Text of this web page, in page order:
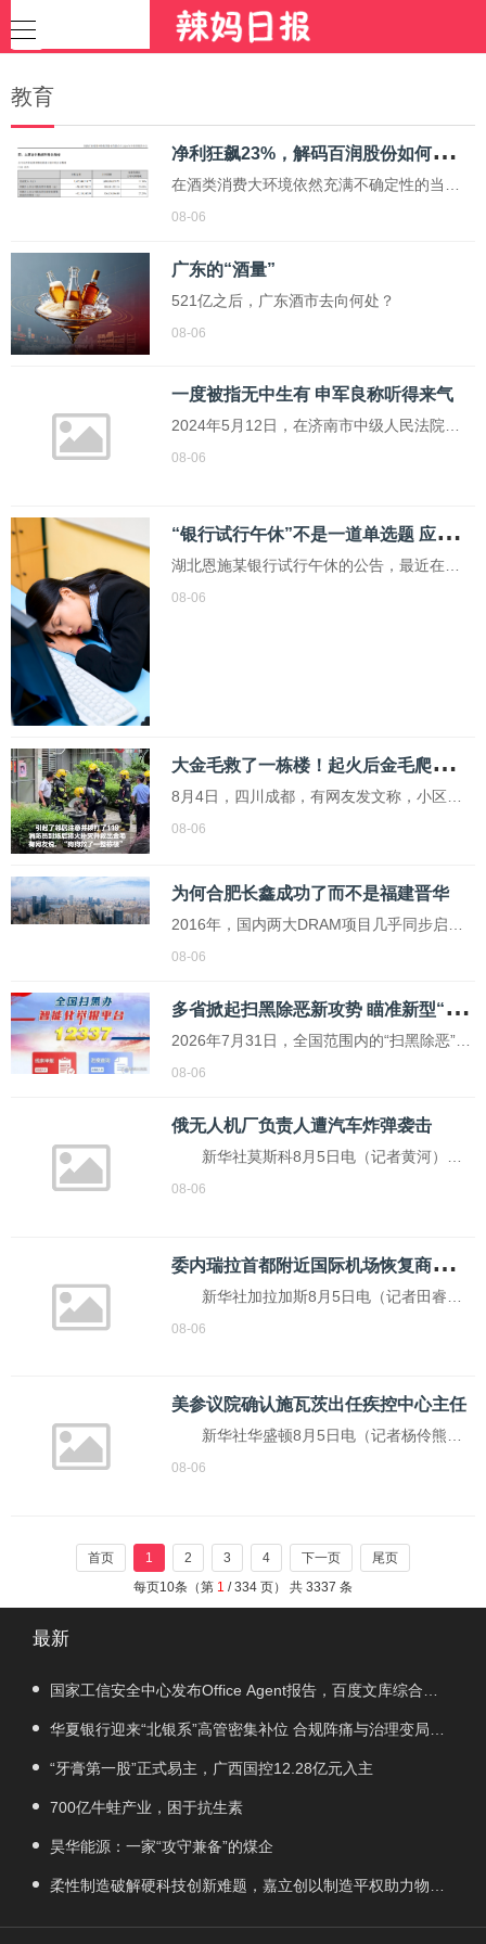
教育
净
利狂飙23%，解码百润股份如何用“情绪消费”切入年轻人的酒杯？
在酒类消费大环境依然充满不确定性的当
下，百润股份交出的2026年上半年成绩单尤
08-06
广东的“酒量”
521亿之后，广东酒市去向何处？
08-06
一度被指无中生有 申军良称听得来气
2024年5月12日，在济南市中级人民法院的
一间小型会议室里，申军良放下刚喝了一口
关行为的争议言论。“‘申军良是靠卖儿子热度
赚钱’‘申家户口本上没这个人，他找的是哪...
08-06
“
银行试行午休”不是一道单选题 应结合实际判断
湖北恩施某银行试行午休的公告，最近在网
上引发争议。有人认可其背后的人性化管
08-06
大
金毛救了一栋楼！起火后金毛爬窗边吼叫惊动邻居报警 消防员赶来灭火并将狗救出
8月4日，四川成都，有网友发文称，小区里
一住户家中起火，家里当时只有一只金毛，
了119，消防员到场后将火扑灭并救出金毛。
救了一整栋楼”。8月5日，发布者肖女士告
诉...
08-06
为何合肥长鑫成功了而不是福建晋华
2016年，国内两大DRAM项目几乎同步启
动：合肥长鑫、福建晋华，肩负打破三星、
差地别，长鑫顺利登陆资本市场，DDR5、移
动端内存持续放量；福建晋华遭遇长期制
裁，错失产业黄金周期。很多人疑惑，起点
08-06
多
省掀起扫黑除恶新攻势 瞄准新型“软暴力”
2026年7月31日，全国范围内的“扫黑除恶”会
议正式召开。这次行动不仅限于抓人和查财
包括抓人、扫财、挖“保护伞”，同步进行。重
点打击的对象从过去的街头帮派、暴力打架
转变为隐形的“软暴力”
08-06
俄无人机厂负责人遭汽车炸弹袭击
新华社莫斯科8月5日电（记者黄河）俄
罗斯媒体5日报道称，俄罗斯中部斯维尔德洛
伤，其保镖被炸身亡。 报道称，该厂总
经理
08-06
委
内瑞拉首都附近国际机场恢复商业货运航班
新华社加拉加斯8月5日电（记者田睿）
委内瑞拉交通部长弗朗西斯科·加尔塞斯5日
尔国际机场，标志着该机场部分恢复运
营。
08-06
美参议院确认施瓦茨出任疾控中心主任
新华社华盛顿8月5日电（记者杨伶熊茂
伶）美国参议院5日投票确认埃丽卡·施瓦茨出
院当天以51票赞成、44票反对的投票结果确
08-06
首页 1 2 3 4 下一页
尾页
每页10条（第 1 / 334 页） 共 3337 条
最新
国家工信安全中心发布Office Agent报告，百度文库综合排
名第一
华夏银行迎来“北银系”高管密集补位 合规阵痛与治理变局交
织 “牙膏第一股”正式易主，广西国控12.28亿元入主
700亿牛蛙产业，困于抗生素
昊华能源：一家“攻守兼备”的煤企
柔性制造破解硬科技创新难题，嘉立创以制造平权助力物理
AI落地